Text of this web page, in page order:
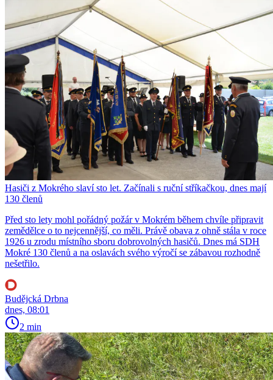
Hasiči z Mokrého slaví sto let. Začínali s ruční stříkačkou, dnes mají
130 členů
Před sto lety mohl pořádný požár v Mokrém během chvíle připravit
zemědělce o to nejcennější, co měli. Právě obava z ohně stála v roce
1926 u zrodu místního sboru dobrovolných hasičů. Dnes má SDH
Mokré 130 členů a na oslavách svého výročí se zábavou rozhodně
nešetřilo.
Budějcká Drbna
dnes, 08:01
2 min